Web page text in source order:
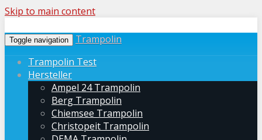
Skip to main content
Toggle navigation
Trampolin
Trampolin Test
Hersteller
Ampel 24 Trampolin
Berg Trampolin
Chiemsee Trampolin
Christopeit Trampolin